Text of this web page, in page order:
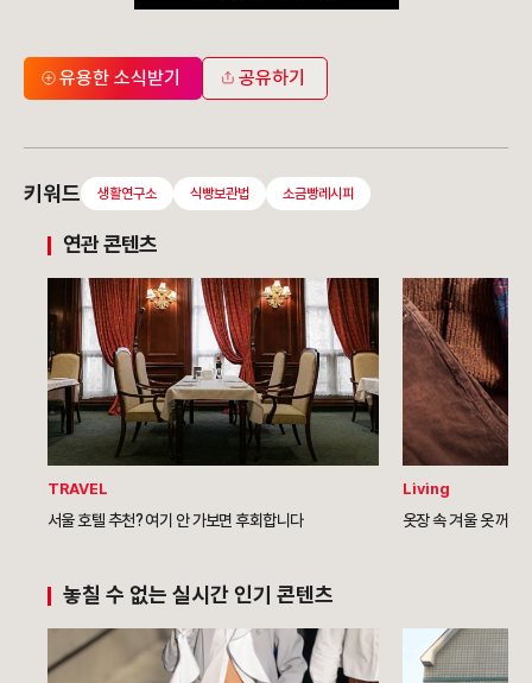
유용한 소식받기 공유하기
키워드 생활연구소 식빵보관법 소금빵레시피
연관 콘텐츠
TRAVEL
서울 호텔 추천? 여기 안 가보면 후회합니다
Living
놓칠 수 없는 실시간 인기 콘텐츠